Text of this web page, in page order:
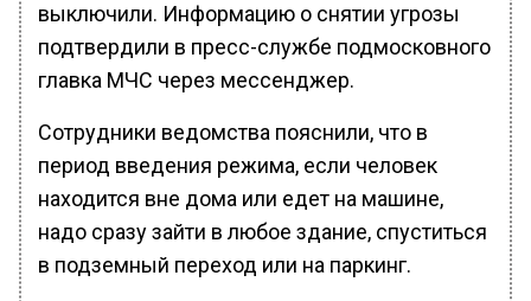
выключили. Информацию о снятии угрозы
подтвердили в пресс-службе подмосковного
главка МЧС через мессенджер.
Сотрудники ведомства пояснили, что в
период введения режима, если человек
находится вне дома или едет на машине,
надо сразу зайти в любое здание, спуститься
в подземный переход или на паркинг.